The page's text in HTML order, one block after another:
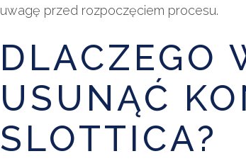
uwagę przed rozpoczęciem procesu.
DLACZEGO
USUNĄĆ
SLOTTICA?